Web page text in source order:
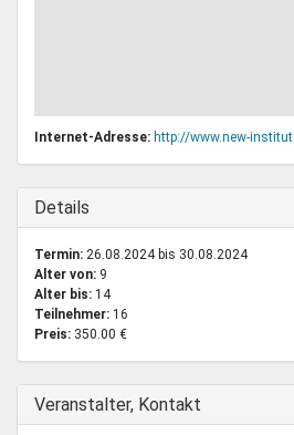
Internet-Adresse: http://www.new-
Ausblenden
Details
Termin: 26.08.2024bis 30.08.2024
Alter von: 9
Alter bis: 14
Teilnehmer: 16
Preis: 350.00 €
Ausblenden
Veranstalter, Kontakt